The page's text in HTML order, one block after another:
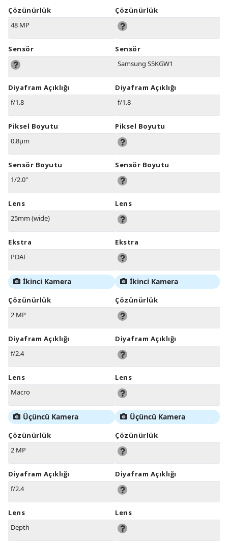
Çözünürlük
48 MP
Sensör
Diyafram Açıklığı
f/1.8
Piksel Boyutu
0.8µm
Sensör Boyutu
1/2.0"
Lens
25mm (wide)
Ekstra
PDAF
İkinci Kamera
Çözünürlük
2 MP
Diyafram Açıklığı
f/2.4
Lens
Macro
Üçüncü Kamera
Çözünürlük
2 MP
Diyafram Açıklığı
f/2.4
Lens
Depth
Çözünürlük
Sensör
Samsung S5KGW1
Diyafram Açıklığı
f/1.8
Piksel Boyutu
Sensör Boyutu
Lens
Ekstra
İkinci Kamera
Çözünürlük
Diyafram Açıklığı
Lens
Üçüncü Kamera
Çözünürlük
Diyafram Açıklığı
Lens